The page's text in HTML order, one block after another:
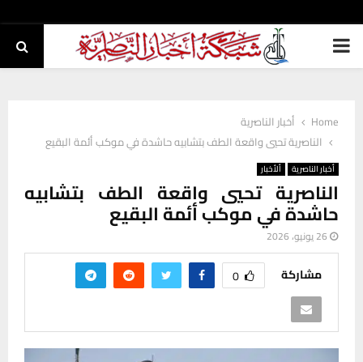
PRIMARY
Home
أخبار الناصرية
الناصرية تحيي واقعة الطف بتشابيه حاشدة في موكب أئمة البقيع
أخبار الناصرية ألأخبار
الناصرية تحيي واقعة الطف بتشابيه
حاشدة في موكب أئمة البقيع
26 يونيو، 2026
مشاركة 0